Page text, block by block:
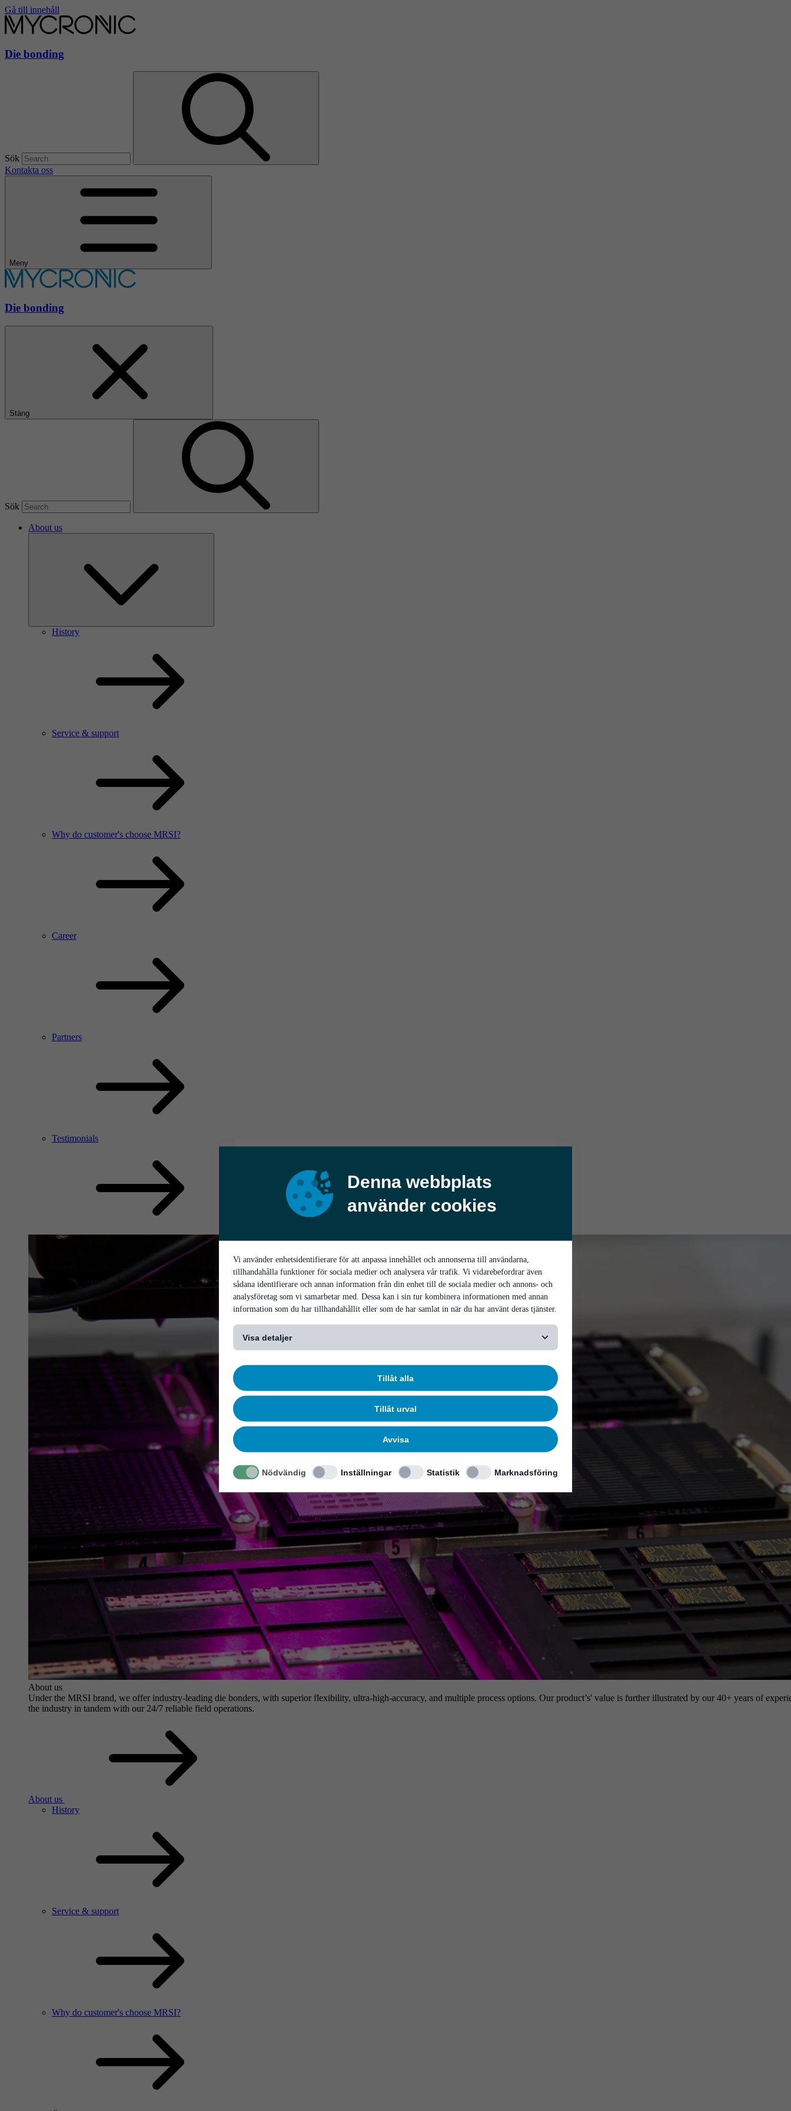
Denna webbplats
använder cookies
Vi använder enhetsidentifierare för att anpassa innehållet och annonserna till användarna,
tillhandahålla funktioner för sociala medier och analysera vår trafik. Vi vidarebefordrar även
sådana identifierare och annan information från din enhet till de sociala medier och annons- och
analysföretag som vi samarbetar med. Dessa kan i sin tur kombinera informationen med annan
information som du har tillhandahållit eller som de har samlat in när du har använt deras tjänster.
Visa detaljer
Tillåt alla
Tillåt urval
Avvisa
Nödvändig Inställningar Statistik Marknadsföring
Gå till innehåll
Die bonding
Sök
Kontakta oss
Meny
Die bonding
Stäng
Sök
About us
History
Service & support
Why do customer's choose MRSI?
Career
Partners
Testimonials
About us
Under the MRSI brand, we offer industry-leading die bonders, with superior flexibility, ultra-high-accuracy, and multiple process options. Our product’s' value is further illustrated by our 40+ years of
the industry in tandem with our 24/7 reliable field operations.
About us
History
Service & support
Why do customer's choose MRSI?